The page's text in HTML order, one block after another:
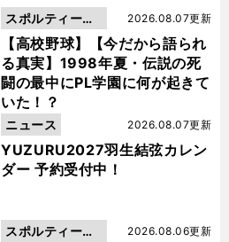
【高校野球】【今だから語られ
る真実】1998年夏・伝説の死
闘の最中にPL学園に何が起きて
いた！？
2026.08.07更新
スポルティーバ
動画
YUZURU2027羽生結弦カレン
ダー 予約受付中！
2026.08.07更新
ニュース
2026.08.06更新
スポルティーバ